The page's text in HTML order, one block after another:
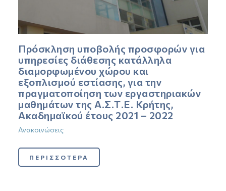
Πρόσκληση υποβολής προσφορών για
υπηρεσίες διάθεσης κατάλληλα
διαμορφωμένου χώρου και
εξοπλισμού εστίασης, για την
πραγματοποίηση των εργαστηριακών
μαθημάτων της Α.Σ.Τ.Ε. Κρήτης,
Ακαδημαϊκού έτους 2021 – 2022
Ανακοινώσεις
ΠΕΡΙΣΣΟΤΕΡΑ